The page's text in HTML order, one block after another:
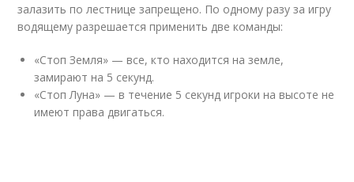
залазить по лестнице запрещено. По одному разу за игру
водящему разрешается применить две команды:
«Стоп Земля» — все, кто находится на земле,
замирают на 5 секунд.
«Стоп Луна» — в течение 5 секунд игроки на высоте не
имеют права двигаться.